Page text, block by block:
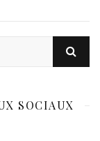
SOCIAUX